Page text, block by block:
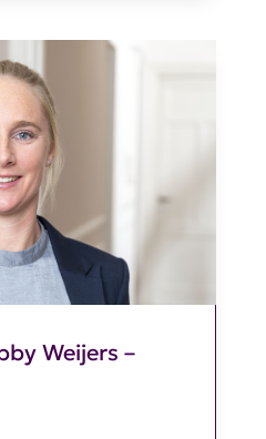
Weijers –